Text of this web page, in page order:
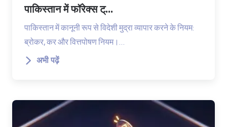
पाकिस्तान में फॉरेक्स ट्...
पाकिस्तान में कानूनी रूप से विदेशी मुद्रा व्यापार करने के नियम:
ब्रोकर, कर और वित्तपोषण नियम।…
अभी पढ़ें